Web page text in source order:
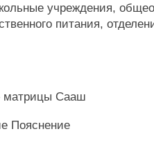
учреждения,
питания,
матрицы Сааш
Пояснение